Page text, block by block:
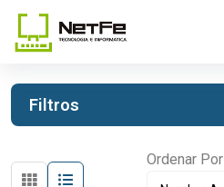
INICIOCOMPONENTES
Filtros
Ordenar Por